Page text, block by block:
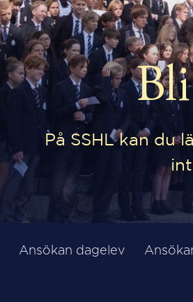
På SSHL kan du
Ansökan dagelev